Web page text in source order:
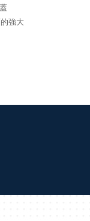
強大